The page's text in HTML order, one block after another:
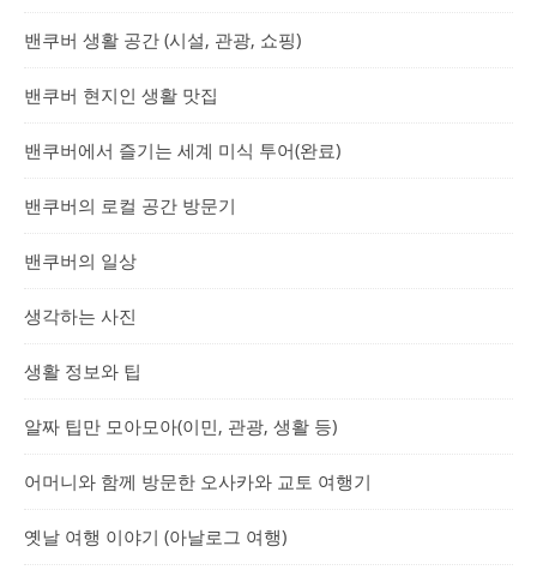
밴쿠버 생활 공간 (시설, 관광, 쇼핑)
밴쿠버 현지인 생활 맛집
밴쿠버에서 즐기는 세계 미식 투어(완료)
밴쿠버의 로컬 공간 방문기
밴쿠버의 일상
생각하는 사진
생활 정보와 팁
알짜 팁만 모아모아(이민, 관광, 생활 등)
어머니와 함께 방문한 오사카와 교토 여행기
옛날 여행 이야기 (아날로그 여행)